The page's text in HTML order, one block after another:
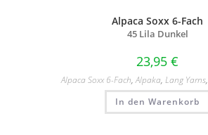
Alpaca Soxx 6-Fach
45 Lila Dunkel
23,95 €
Alpaca Soxx 6-Fach,Alpaka, Lang Yarns,
In den Warenkorb